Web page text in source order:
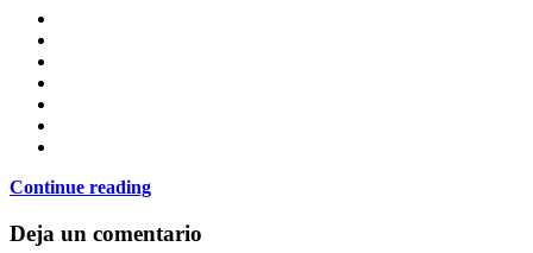
Continue reading
Deja un comentario